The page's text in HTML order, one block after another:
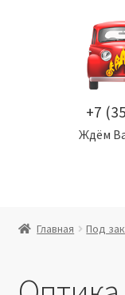
содержимому
+7
Ждём
Мой аккаунт
Главная Под